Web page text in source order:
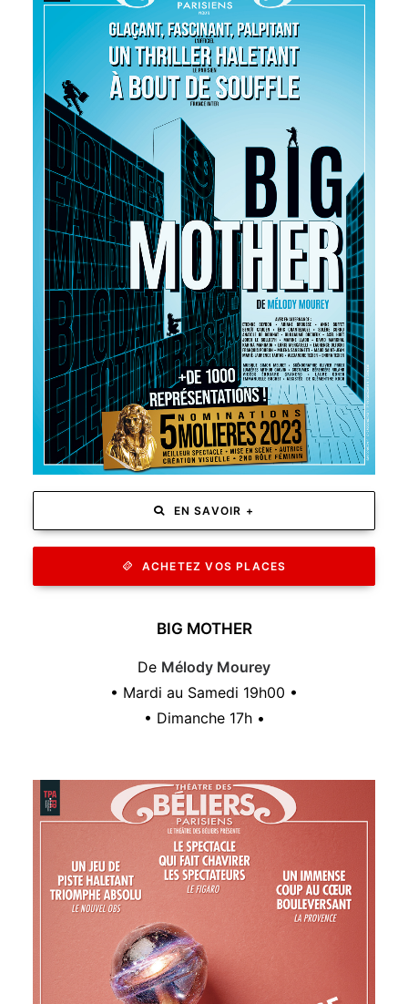
EN SAVOIR PLUS
EN SAVOIR +
ACHETEZ VOS PLACES
BIG MOTHER
De Mélody Mourey
• Mardi au Samedi 19h00 •
• Dimanche 17h •